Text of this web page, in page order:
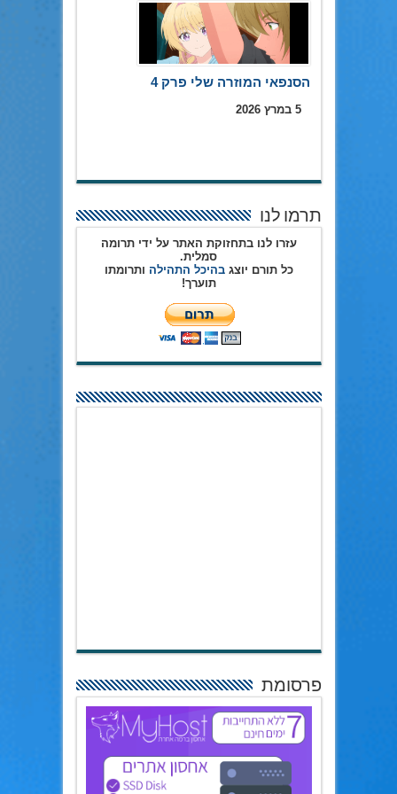
הסנפאי המוזרה שלי פרק 4
5 במרץ 2026
תרמו לנו
עזרו לנו בתחזוקת האתר על ידי תרומה
סמלית.
כל תורם יוצגבהיכל התהילה ותרומתו
תוערך!
פרסומת